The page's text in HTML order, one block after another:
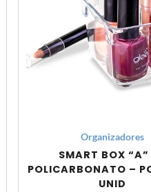
Organizadores
SMART BOX “A”
POLICARBONATO –
UNID